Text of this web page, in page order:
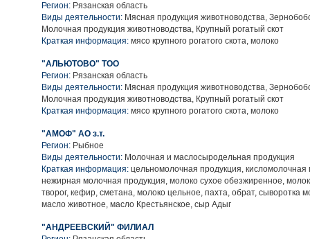
Регион: Рязанская область
Виды деятельности: Мясная продукция животноводства,
Молочная продукция животноводства, Крупный рогатый скот
Краткая информация: мясо крупного рогатого скота, молоко
"АЛЬЮТОВО" ТОО
Регион: Рязанская область
Виды деятельности: Мясная продукция животноводства,
Молочная продукция животноводства, Крупный рогатый скот
Краткая информация: мясо крупного рогатого скота, молоко
"АМОФ" АО з.т.
Регион: Рыбное
Виды деятельности: Молочная и маслосыродельная продукция
Краткая информация: цельномолочная продукция, кисломолочная
нежирная молочная продукция, молоко сухое обезжиренное,
творог, кефир, сметана, молоко цельное, пахта, обрат, сыворотка
масло животное, масло Крестьянское, сыр Адыг
"АНДРЕЕВСКИЙ" ФИЛИАЛ